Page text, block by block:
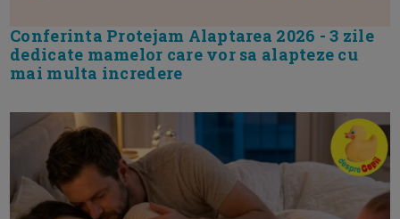
Conferinta Protejam Alaptarea 2026 - 3 zile
dedicate mamelor care vor sa alapteze cu
mai multa incredere